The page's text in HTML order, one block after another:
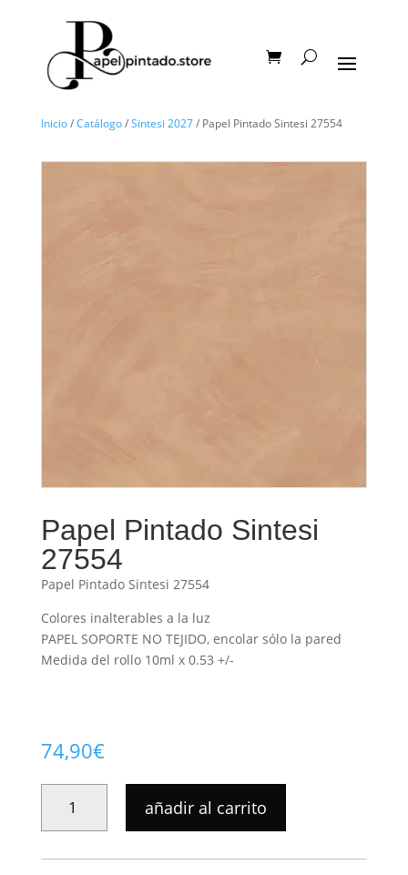
Inicio/Catálogo/Sintesi 2027/ Papel Pintado Sintesi 27554
Papel Pintado Sintesi
27554
Papel Pintado Sintesi 27554
Colores inalterables a la luz
PAPEL SOPORTE NO TEJIDO, encolar sólo la pared
Medida del rollo 10ml x 0.53 +/-
74,90€
PINTADO
SINTESI
27554
añadir al carrito